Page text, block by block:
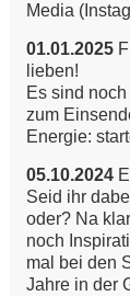
Media
01.01.2025
lieben!
Es sind
zum
Energie:
05.10.2024
Seid ihr
oder? Na
noch
mal bei den
Jahre in der